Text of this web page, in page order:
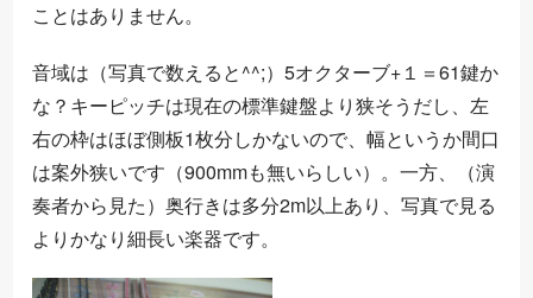
ことはありません。
音域は（写真で数えると^^;）5オクターブ+１＝61鍵か
な？キーピッチは現在の標準鍵盤より狭そうだし、左
右の枠はほぼ側板1枚分しかないので、幅というか間口
は案外狭いです（900mmも無いらしい）。一方、（演
奏者から見た）奥行きは多分2m以上あり、写真で見る
よりかなり細長い楽器です。